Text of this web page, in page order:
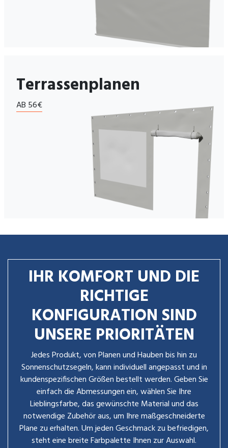
Terrassenplanen
AB 56€
IHR KOMFORT UND DIE
RICHTIGE
KONFIGURATION SIND
UNSERE PRIORITÄTEN
Jedes Produkt, von Planen und Hauben bis hin zu
Sonnenschutzsegeln, kann individuell angepasst und in
kundenspezifischen Größen bestellt werden. Geben Sie
einfach die Abmessungen ein, wählen Sie Ihre
Lieblingsfarbe, das gewünschte Material und das
notwendige Zubehör aus, um Ihre maßgeschneiderte
Plane zu erhalten. Um jeden Geschmack zu befriedigen,
steht eine breite Farbpalette Ihnen zur Auswahl.